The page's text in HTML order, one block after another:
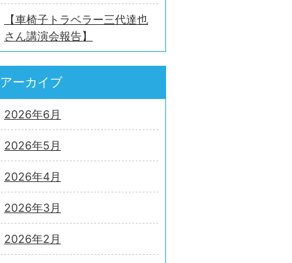
【車椅子トラベラー三代達也
さん講演会報告】
アーカイブ
2026年6月
2026年5月
2026年4月
2026年3月
2026年2月